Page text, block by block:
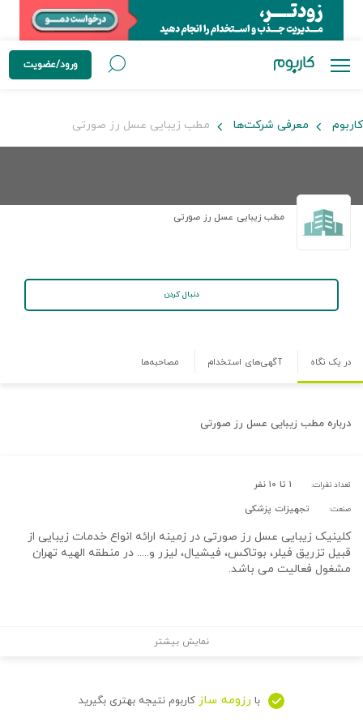
ورود/عضویت
کاربوم معرفی شرکت‌ها مطب زیبایی عسل رز صورتی
مطب زیبایی عسل رز صورتی
دنبال کردن
در یک نگاه آگهی‌های استخدام مصاحبه‌ها
درباره مطب زیبایی عسل رز صورتی
تعداد نفرات: ۱ تا ۱۰ نفر
صنعت: تجهیزات پزشکی
کلینیک زیبایی عسل رز صورتی در زمینه ارائه انواع خدمات زیبایی از
قبیل تزریق فیلر، بوتاکس، فیشیال، لیزر و..... در منطقه الهیه تهران
مشغول فعالیت می باشد.
نمایش بیشتر
با رزومه ساز کاربوم نتیجه بهتری بگیرید